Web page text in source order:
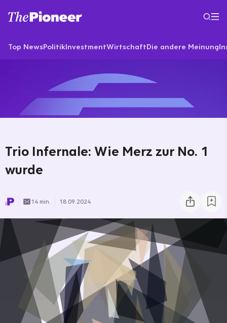
Top NewsPolitikInvestmentWirtschaftDie andere Meinung
Trio Infernale: Wie Merz zur No. 1
wurde
14 min. 18.09.2024